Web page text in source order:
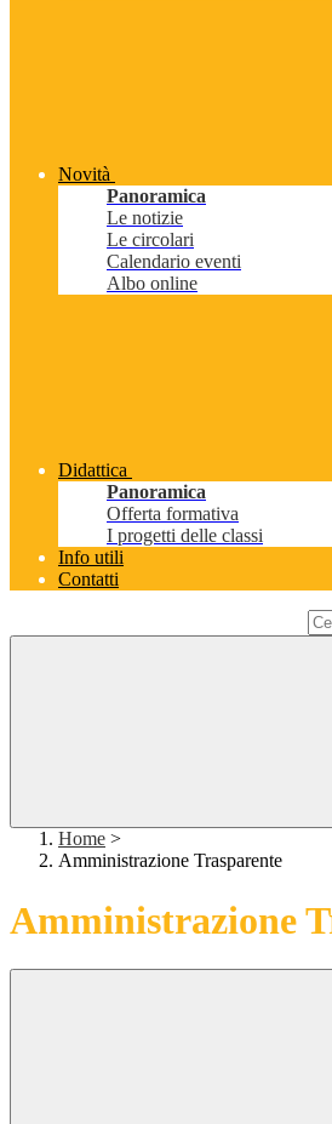
Novità
Panoramica
Le notizie
Le circolari
Calendario eventi
Albo online
Didattica
Panoramica
Offerta formativa
I progetti delle classi
Info utili
Contatti
Home >
Amministrazione Trasparente
Amministrazione